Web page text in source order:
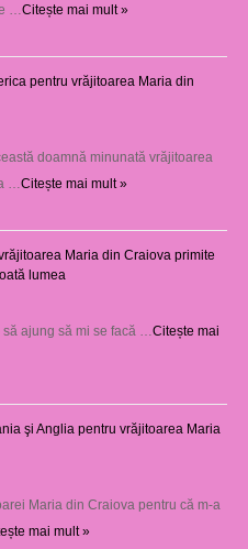
… Citește mai mult »
pentru vrăjitoarea Maria din
doamnă minunată vrăjitoarea
… Citește mai mult »
Maria din Craiova primite
lumea
ajung să mi se facă … Citește mai
şi Anglia pentru vrăjitoarea Maria
Maria din Craiova pentru că m-a
mai mult »